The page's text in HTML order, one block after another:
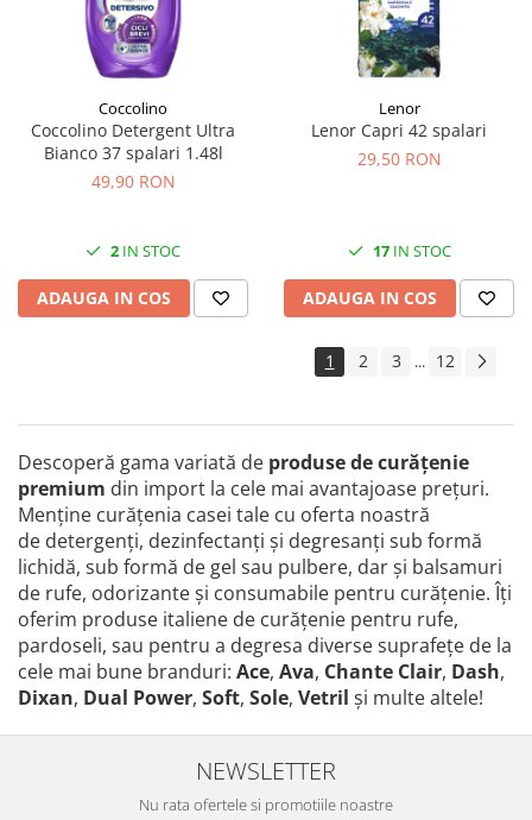
Coccolino
Coccolino Detergent Ultra
Bianco 37 spalari 1.48l
49,90 RON
2 IN STOC
ADAUGA IN COS
Lenor
Lenor Capri 42 spalari
29,50 RON
17IN STOC
ADAUGA IN COS
1 2 3 ... 12
Descoperă gama variată de produse de curăţenie
premium din import la cele mai avantajoase preţuri.
Menține curățenia casei tale cu oferta noastră
de detergenți, dezinfectanți și degresanți sub formă
lichidă, sub formă de gel sau pulbere, dar și balsamuri
de rufe, odorizante și consumabile pentru curățenie. Îți
oferim produse italiene de curățenie pentru rufe,
pardoseli, sau pentru a degresa diverse suprafețe de la
cele mai bune branduri: Ace, Ava, Chante Clair, Dash,
Dixan, Dual Power, Soft, Sole, Vetril și multe altele!
NEWSLETTER
Nu rata ofertele si promotiile noastre